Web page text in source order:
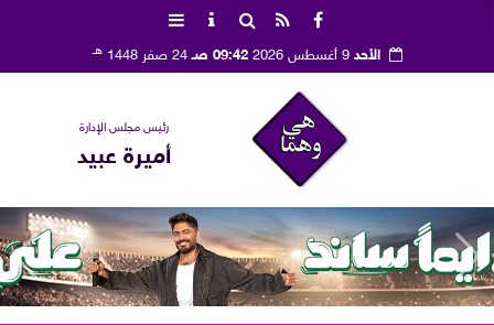
الأحد9 أغسطس 2026 09:42 صـ 24 صفر 1448 هـ
رئيس مجلس الإدارة
أميرة عبيد